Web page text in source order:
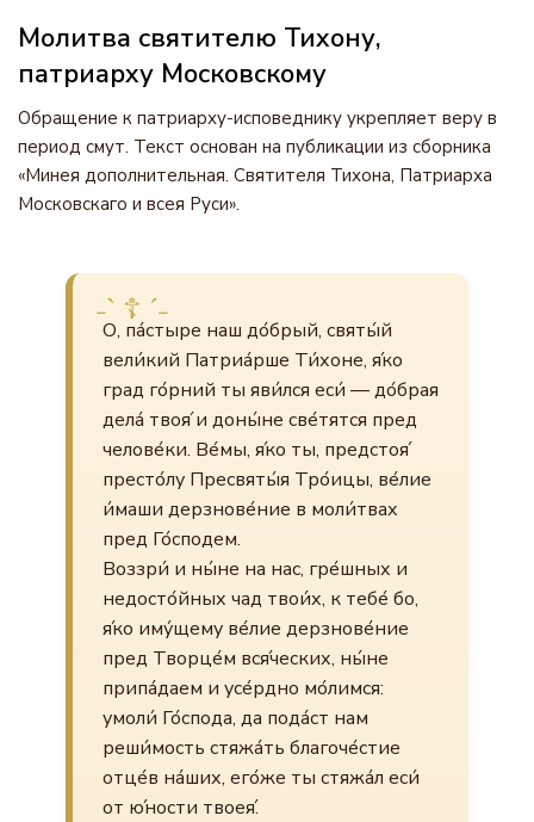
Молитва святителю Тихону,
патриарху Московскому
Обращение к патриарху-исповеднику укрепляет веру в
период смут. Текст основан на публикации из сборника
«Минея дополнительная. Святителя Тихона, Патриарха
Московскаго и всея Руси».
О, па́стыре наш до́брый, святы́й
вели́кий Патриа́рше Ти́хоне, я́ко
град го́рний ты яви́лся еси́ — до́брая
дела́ твоя́ и доны́не све́тятся пред
челове́ки. Ве́мы, я́ко ты, предстоя́
престо́лу Пресвяты́я Тро́ицы, ве́лие
и́маши дерзнове́ние в моли́твах
пред Го́сподем.
Воззри́ и ны́не на нас, гре́шных и
недосто́йных чад твои́х, к тебе́ бо,
я́ко иму́щему ве́лие дерзнове́ние
пред Творце́м вся́ческих, ны́не
припа́даем и усе́рдно мо́лимся:
умоли́ Го́спода, да пода́ст нам
реши́мость стяжа́ть благоче́стие
отце́в на́ших, его́же ты стяжа́л еси́
от ю́ности твоея́.